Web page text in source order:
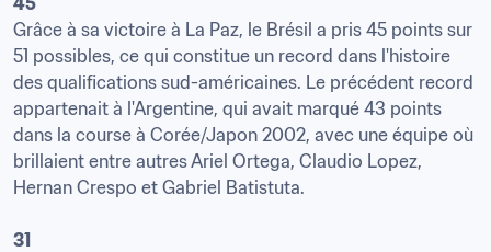
Grâce à sa victoire à La Paz, le Brésil a pris 45 points sur
51 possibles, ce qui constitue un record dans l'histoire
des qualifications sud-américaines. Le précédent record
appartenait à l'Argentine, qui avait marqué 43 points
dans la course à Corée/Japon 2002, avec une équipe où
brillaient entre autres Ariel Ortega, Claudio Lopez,
Hernan Crespo et Gabriel Batistuta.
31